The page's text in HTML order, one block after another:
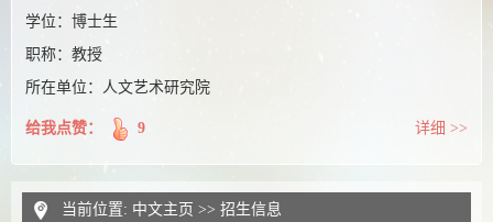
学位：博士生
职称：教授
所在单位：人文艺术研究院
给我点赞： 9 详细 >>
当前位置: 中文主页 >> 招生信息